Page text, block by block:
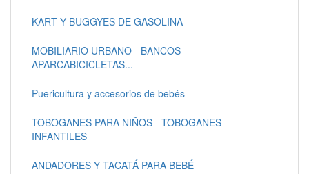
KART Y BUGGYES DE GASOLINA
MOBILIARIO URBANO - BANCOS -
APARCABICICLETAS...
Puericultura y accesorios de bebés
TOBOGANES PARA NIÑOS - TOBOGANES
INFANTILES
ANDADORES Y TACATÁ PARA BEBÉ